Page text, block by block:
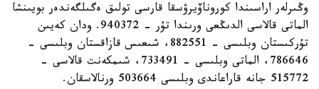
وڭىرلەر اراسىندا كوروناۆيرۋسقا قارسى تولىق ەگىلگەندەر بويىنشا
الماتى قالاسى الدىڭعى ورىندا تۇر - 940372. ودان كەيىن
تۇركىستان وبلىسى - 882551، شىعىس قازاقستان وبلىسى –
786646، الماتى وبلىسى – 733491، شىمكەنت قالاسى -
515772 جانە قاراعاندى وبلىسى 503664 ورنالاسقان.